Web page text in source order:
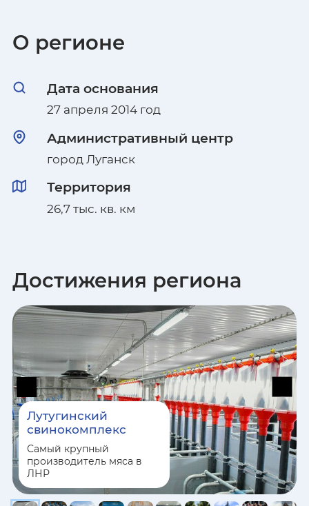
Волгоградская область
Вологодская область
Республика Дагестан
Донецкая Народная Республика
Запорожская область
Ивановская область
Республика Ингушетия
Иркутская область
Кабардино-Балкарская
Республика
Калининградская область
О регионе
Дата основания
27 апреля 2014 год
Административный центр
город Луганск
Территория
26,7 тыс. кв. км
Достижения региона
Лутугинский
свинокомплекс
Самый крупный
производитель мяса в
ЛНР